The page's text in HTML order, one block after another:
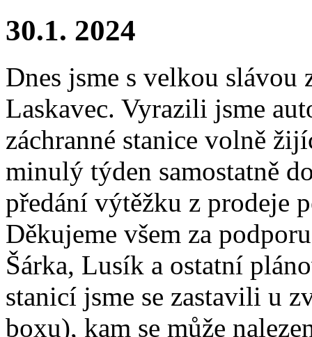
30.1. 2024
Dnes jsme s velkou
Laskavec. Vyrazili jsme
záchranné stanice volně
minulý týden samostatně
předání výtěžku z prodeje
Děkujeme všem za
Šárka, Lusík a ostatní
stanicí jsme se zastavili u
boxu), kam se může